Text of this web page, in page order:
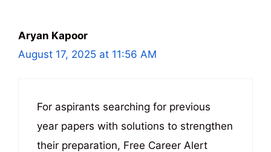
Aryan Kapoor
August 17, 2025 at 11:56 AM
For aspirants searching for previous
year papers with solutions to strengthen
their preparation, Free Career Alert